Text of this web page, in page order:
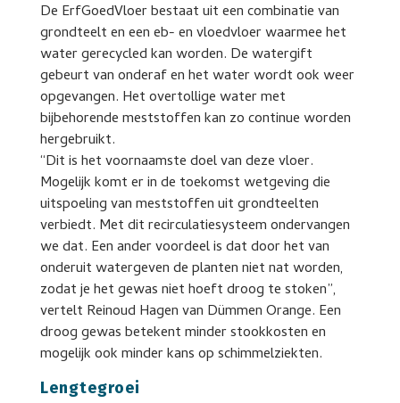
De ErfGoedVloer bestaat uit een combinatie van
grondteelt en een eb- en vloedvloer waarmee het
water gerecycled kan worden. De watergift
gebeurt van onderaf en het water wordt ook weer
opgevangen. Het overtollige water met
bijbehorende meststoffen kan zo continue worden
hergebruikt.
“Dit is het voornaamste doel van deze vloer.
Mogelijk komt er in de toekomst wetgeving die
uitspoeling van meststoffen uit grondteelten
verbiedt. Met dit recirculatiesysteem ondervangen
we dat. Een ander voordeel is dat door het van
onderuit watergeven de planten niet nat worden,
zodat je het gewas niet hoeft droog te stoken”,
vertelt Reinoud Hagen van Dümmen Orange. Een
droog gewas betekent minder stookkosten en
mogelijk ook minder kans op schimmelziekten.
Lengtegroei